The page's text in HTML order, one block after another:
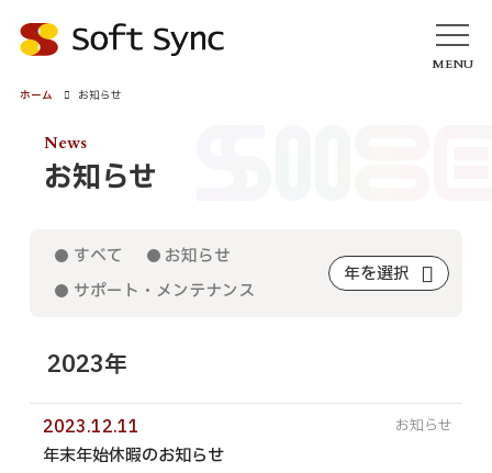
ホーム お知らせ
お知らせ
News
すべて
お知らせ
サポート・メンテナンス
年を選択
2023年
2023.12.11
年末年始休暇のお知らせ
MENU
アカデミック／学会サービス
各種CMS（更新プログラム）
モバイルアプリ